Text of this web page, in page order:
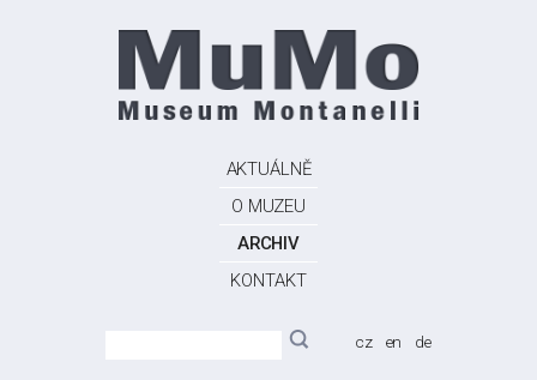
AKTUÁLNĚ
O MUZEU
ARCHIV
KONTAKT
cz en de